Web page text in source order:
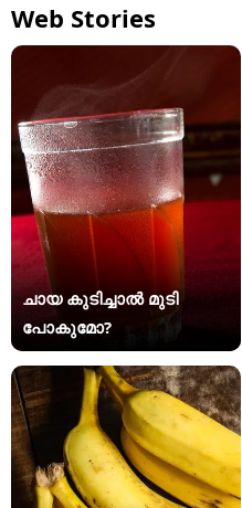
Web Stories
ചായ കുടിച്ചാൽ മുടി
പോകുമോ?